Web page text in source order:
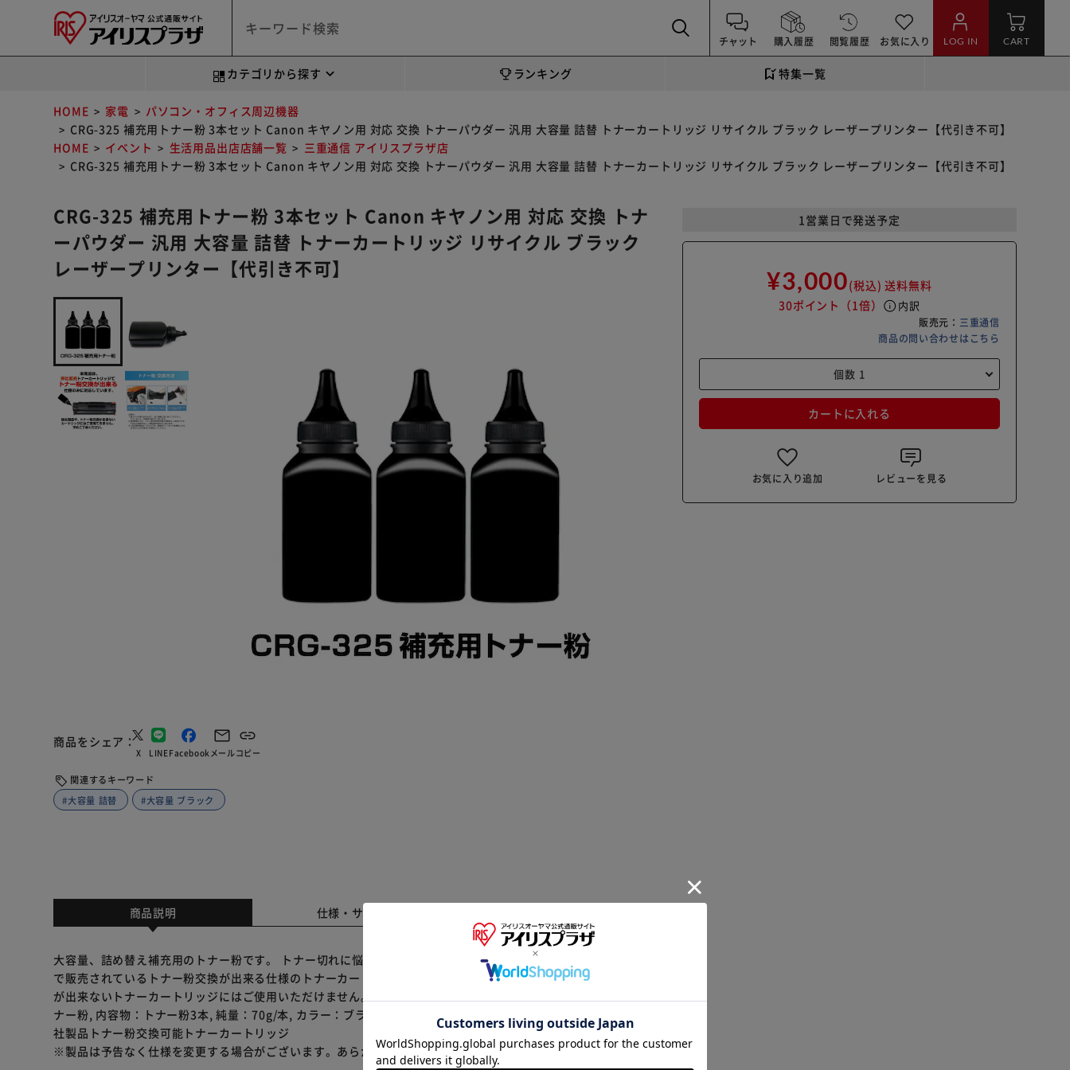
チャット 購入履歴 閲覧履歴 お気に入り LOG IN CART
カテゴリから探す ランキング 特集一覧
HOME 家電
パソコン・オフィス周辺機器
CRG-325 補充用トナー粉 3本セット Canon キヤノン用 対応 交換 トナーパウダー 汎用 大容量 詰替 トナーカートリッジ リサイクル ブラック レーザープリンター【代引き不可】
HOME
イベント 生活用品出店店舗一覧
三重通信 アイリスプラザ店
CRG-325 補充用トナー粉 3本セット Canon キヤノン用 対応 交換 トナーパウダー 汎用 大容量 詰替 トナーカートリッジ リサイクル ブラック レーザープリンター【代引き不可】
CRG-325 補充用トナー粉 3本セット Canon キヤノン用 対応 交換 トナ
ーパウダー 汎用 大容量 詰替 トナーカートリッジ リサイクル ブラック
レーザープリンター【代引き不可】
商品をシェア
X LINEFacebookメールコピー
関連するキーワード
#大容量 詰替
#大容量 ブラック
1営業日で発送予定
¥3,000(税込) 送料無料
30ポイント （1倍） info 内訳
販売元： 三重通信
商品の問い合わせはこちら
カートに入れる
お気に入り追加 レビューを見る
商品説明 仕様・サイズ
大容量、詰め替え補充用のトナー粉です。 トナー切れに悩む必要がない安心の3本セットです。 ※本商品は弊社
で販売されているトナー粉交換が出来る仕様のトナーカートリッジのみに対応です。 他社製品や、トナー粉交換
が出来ないトナーカートリッジにはご使用いただけません。予めご了承ください。 商品名：CRG-325 補充用ト
ナー粉, 内容物：トナー粉3本, 純量：70g/本, カラー：ブラック, 対応機器：レーザープリンター, 対応機種：弊
社製品トナー粉交換可能トナーカートリッジ
※製品は予告なく仕様を変更する場合がございます。あらかじめご了承ください。
※ご確認ください